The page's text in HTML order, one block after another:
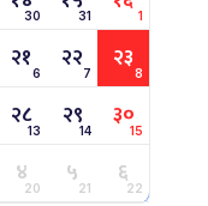
30 31 1
२१6 २२7 २३8
२८13 २९14 ३०15
४20 ५21 ६22